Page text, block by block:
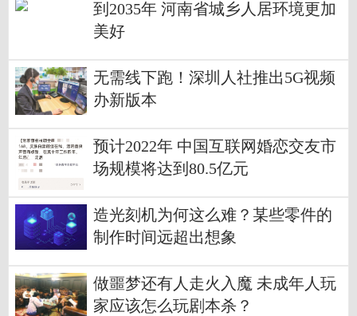
到2035年 河南省城乡人居环境更加
美好
无需线下跑！深圳人社推出5G视频
办新版本
预计2022年 中国互联网婚恋交友市
场规模将达到80.5亿元
造光刻机为何这么难？某些零件的
制作时间远超出想象
做噩梦还有人走火入魔 未成年人玩
家应该怎么玩剧本杀？